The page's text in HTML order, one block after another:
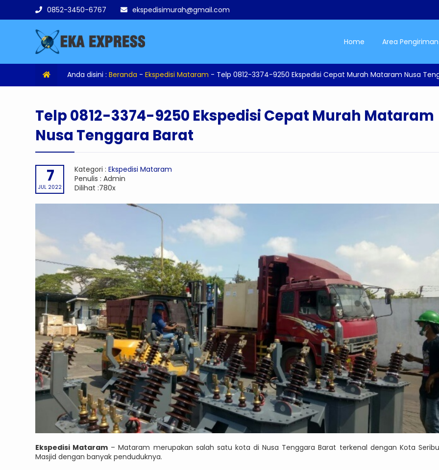
0852-3450-6767 ekspedisimurah@gmail.com
Home Area Pengiriman
Anda disini : Beranda - Ekspedisi Mataram - Telp 0812-3374-9250 Ekspedisi Cepat Murah Mataram Nusa
Telp 0812-3374-9250 Ekspedisi Cepat Murah Mataram
Nusa Tenggara Barat
7
JUL 2022
Kategori : Ekspedisi Mataram
Penulis : Admin
Dilihat :780x
Ekspedisi Mataram – Mataram merupakan salah satu kota di Nusa Tenggara Barat terkenal dengan Kota
Masjid dengan banyak penduduknya.